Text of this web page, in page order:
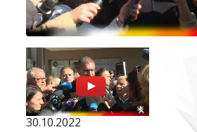
30.10.2022